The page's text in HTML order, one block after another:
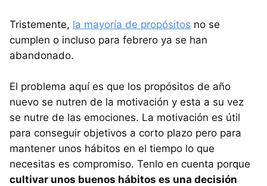
Tristemente, la mayoría de propósitos no se
cumplen o incluso para febrero ya se han
abandonado.
El problema aquí es que los propósitos de año
nuevo se nutren de la motivación y esta a su vez
se nutre de las emociones. La motivación es útil
para conseguir objetivos a corto plazo pero para
mantener unos hábitos en el tiempo lo que
necesitas es compromiso. Tenlo en cuenta porque
cultivar unos buenos hábitos es una decisión